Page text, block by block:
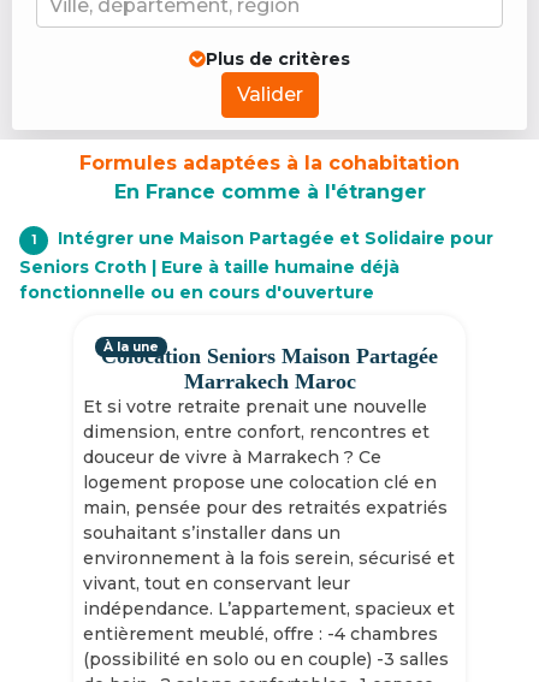
Ville, département, région
Plus de critères
Valider
Formules adaptées à la cohabitation
En France comme à l'étranger
1
Intégrer une Maison Partagée et Solidaire pour
Seniors Croth | Eure à taille humaine déjà
fonctionnelle ou en cours d'ouverture
Colocation Seniors Maison Partagée
Marrakech Maroc
Et si votre retraite prenait une nouvelle
dimension, entre confort, rencontres et
douceur de vivre à Marrakech ? Ce
logement propose une colocation clé en
main, pensée pour des retraités expatriés
souhaitant s’installer dans un
environnement à la fois serein, sécurisé et
vivant, tout en conservant leur
indépendance. L’appartement, spacieux et
entièrement meublé, offre : -4 chambres
(possibilité en solo ou en couple) -3 salles
À la une